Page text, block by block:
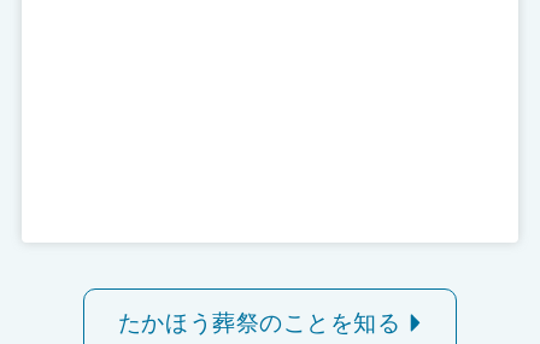
たかほう葬祭のことを知る